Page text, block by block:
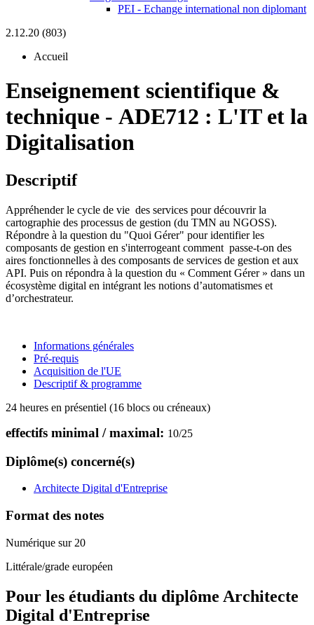
PEI - Echange international non diplomant
2.12.20 (803)
Accueil
Enseignement scientifique &
technique - ADE712 : L'IT et la
Digitalisation
Descriptif
Appréhender le cycle de vie des services pour découvrir la
cartographie des processus de gestion (du TMN au NGOSS).
Répondre à la question du "Quoi Gérer" pour identifier les
composants de gestion en s'interrogeant comment passe-t-on des
aires fonctionnelles à des composants de services de gestion et aux
API. Puis on répondra à la question du « Comment Gérer » dans un
écosystème digital en intégrant les notions d’automatismes et
d’orchestrateur.
Informations générales
Pré-requis
Acquisition de l'UE
Descriptif & programme
24 heures en présentiel (16 blocs ou créneaux)
effectifs minimal / maximal: 10/25
Diplôme(s) concerné(s)
Architecte Digital d'Entreprise
Format des notes
Numérique sur 20
Littérale/grade européen
Pour les étudiants du diplôme Architecte
Digital d'Entreprise